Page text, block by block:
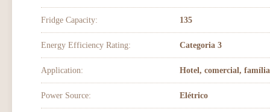
Fridge Capacity: 135
Energy Efficiency Rating: Categoria 3
Application: Hotel, comercial, família
Power Source: Elétrico